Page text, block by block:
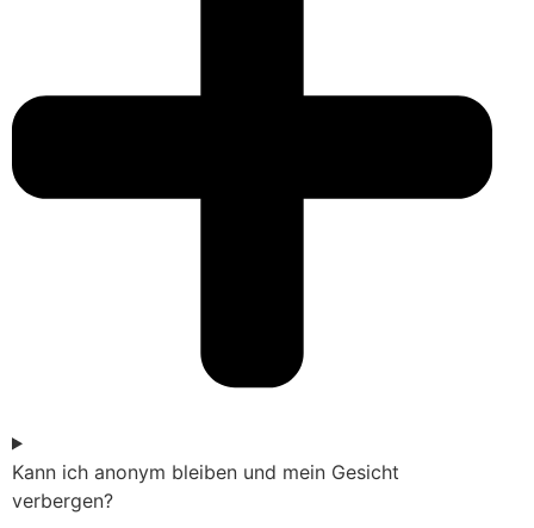
Kann ich anonym bleiben und mein Gesicht
verbergen?